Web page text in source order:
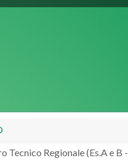
Tecnico Regionale (Es.A e B -